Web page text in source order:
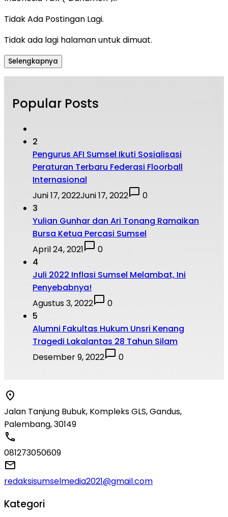
Tidak Ada Postingan Lagi.
Tidak ada lagi halaman untuk dimuat.
Selengkapnya
Popular Posts
2
Pengurus AFI Sumsel Ikuti Sosialisasi
Peraturan Terbaru Federasi Floorball
Internasional
Juni 17, 2022Juni 17, 2022
0
3
Yulian Gunhar dan Ari Tonang Ramaikan
Bursa Ketua Percasi Sumsel
April 24, 2021
0
4
Juli 2022 Inflasi Sumsel Melambat, Ini
Penyebabnya!
Agustus 3, 2022
0
5
Alumni Fakultas Hukum Unsri Kenang
Tragedi Lakalantas 28 Tahun Silam
Desember 9, 2022
0
Jalan Tanjung Bubuk, Kompleks GLS, Gandus,
Palembang, 30149
081273050609
redaksisumselmedia2021@gmail.com
Kategori